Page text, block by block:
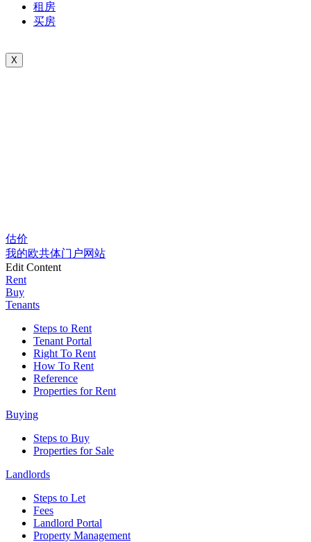
租房
买房
X
估价
我的欧共体门户网站
Edit Content
Rent
Buy
Tenants
Steps to Rent
Tenant Portal
Right To Rent
How To Rent
Reference
Properties for Rent
Buying
Steps to Buy
Properties for Sale
Landlords
Steps to Let
Fees
Landlord Portal
Property Management